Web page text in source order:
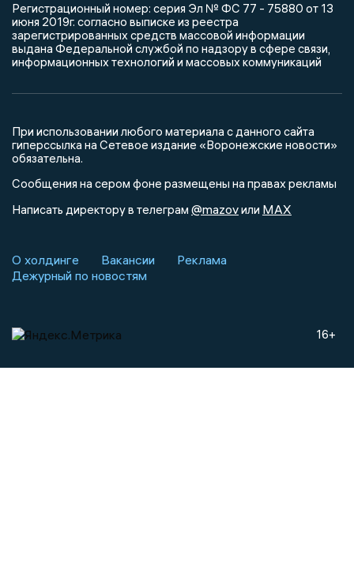
Регистрационный номер: серия Эл № ФС 77 - 75880 от 13
июня 2019г. согласно выписке из реестра
зарегистрированных средств массовой информации
выдана Федеральной службой по надзору в сфере связи,
информационных технологий и массовых коммуникаций
При использовании любого материала с данного сайта
гиперссылка на Сетевое издание «Воронежские новости»
обязательна.
Сообщения на сером фоне размещены на правах рекламы
Написать директору в телеграм @mazovили MAX
О холдинге Вакансии
Реклама
Дежурный по новостям
16+